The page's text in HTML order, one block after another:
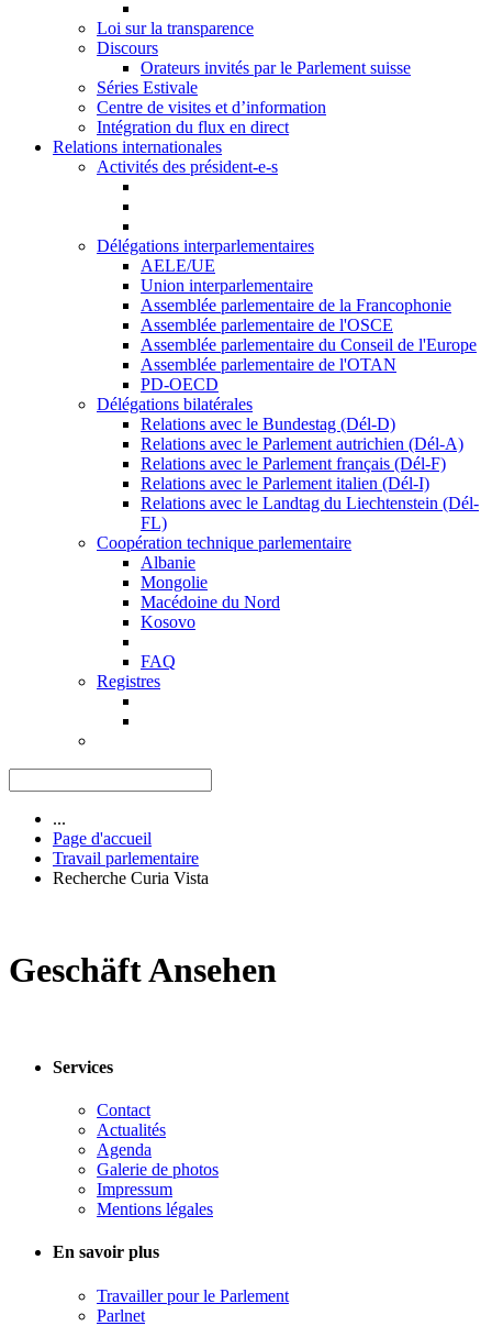
Loi sur la transparence
Discours
Orateurs invités par le Parlement suisse
Séries Estivale
Centre de visites et d’information
Intégration du flux en direct
Relations internationales
Activités des président-e-s
Délégations interparlementaires
AELE/UE
Union interparlementaire
Assemblée parlementaire de la Francophonie
Assemblée parlementaire de l'OSCE
Assemblée parlementaire du Conseil de l'Europe
Assemblée parlementaire de l'OTAN
PD-OECD
Délégations bilatérales
Relations avec le Bundestag (Dél-D)
Relations avec le Parlement autrichien (Dél-A)
Relations avec le Parlement français (Dél-F)
Relations avec le Parlement italien (Dél-I)
Relations avec le Landtag du Liechtenstein (Dél-
FL)
Coopération technique parlementaire
Albanie
Mongolie
Macédoine du Nord
Kosovo
FAQ
Registres
...
Page d'accueil
Travail parlementaire
Recherche Curia Vista
Geschäft Ansehen
Services
Contact
Actualités
Agenda
Galerie de photos
Impressum
Mentions légales
En savoir plus
Travailler pour le Parlement
Parlnet